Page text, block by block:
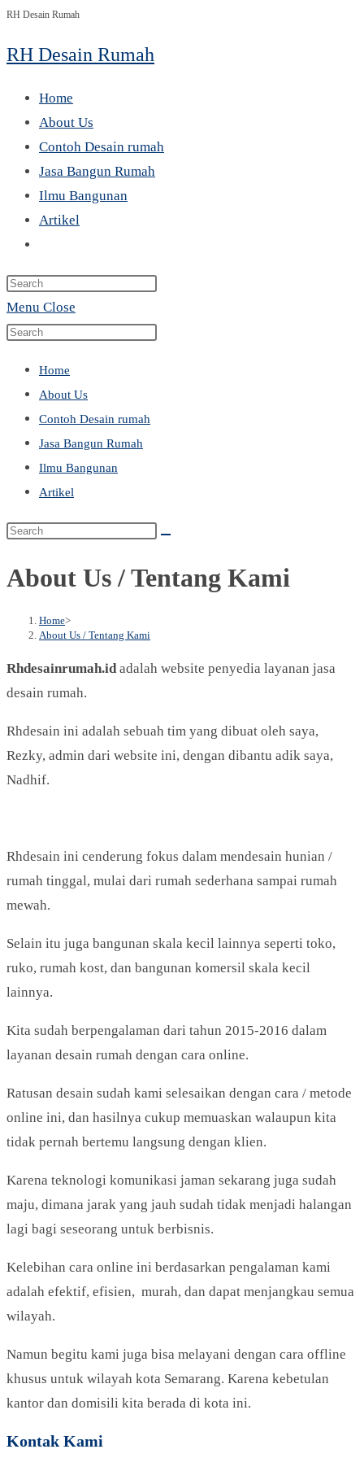
Skip
content
RH Desain Rumah
RH Desain Rumah
Home
About Us
Contoh Desain rumah
Jasa Bangun Rumah
Ilmu Bangunan
Artikel
search
Press
to
Menu Close
Search
website
Press
Home
About Us
Contoh Desain rumah
Jasa Bangun Rumah
Ilmu Bangunan
Artikel
Search
website
About Us / Tentang Kami
Home>
About Us / Tentang Kami
Rhdesainrumah.idadalah website penyedia layanan jasa
desain rumah.
Rhdesain ini adalah sebuah tim yang dibuat oleh saya,
Rezky, admin dari website ini, dengan dibantu adik saya,
Nadhif.
Rhdesain ini cenderung fokus dalam mendesain hunian /
rumah tinggal, mulai dari rumah sederhana sampai rumah
mewah.
Selain itu juga bangunan skala kecil lainnya seperti toko,
ruko, rumah kost, dan bangunan komersil skala kecil
lainnya.
Kita sudah berpengalaman dari tahun 2015-2016 dalam
layanan desain rumah dengan cara online.
Ratusan desain sudah kami selesaikan dengan cara / metode
online ini, dan hasilnya cukup memuaskan walaupun kita
tidak pernah bertemu langsung dengan klien.
Karena teknologi komunikasi jaman sekarang juga sudah
maju, dimana jarak yang jauh sudah tidak menjadi halangan
lagi bagi seseorang untuk berbisnis.
Kelebihan cara online ini berdasarkan pengalaman kami
adalah efektif, efisien, murah, dan dapat menjangkau semua
wilayah.
Namun begitu kami juga bisa melayani dengan cara offline
khusus untuk wilayah kota Semarang. Karena kebetulan
kantor dan domisili kita berada di kota ini.
Kontak Kami